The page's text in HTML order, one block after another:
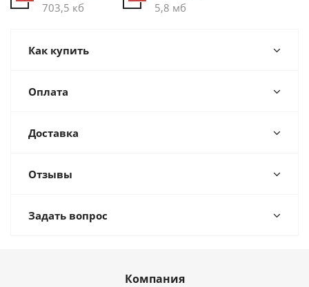
703,5 кб
5,8 мб
Как купить
Оплата
Доставка
Отзывы
Задать вопрос
Компания